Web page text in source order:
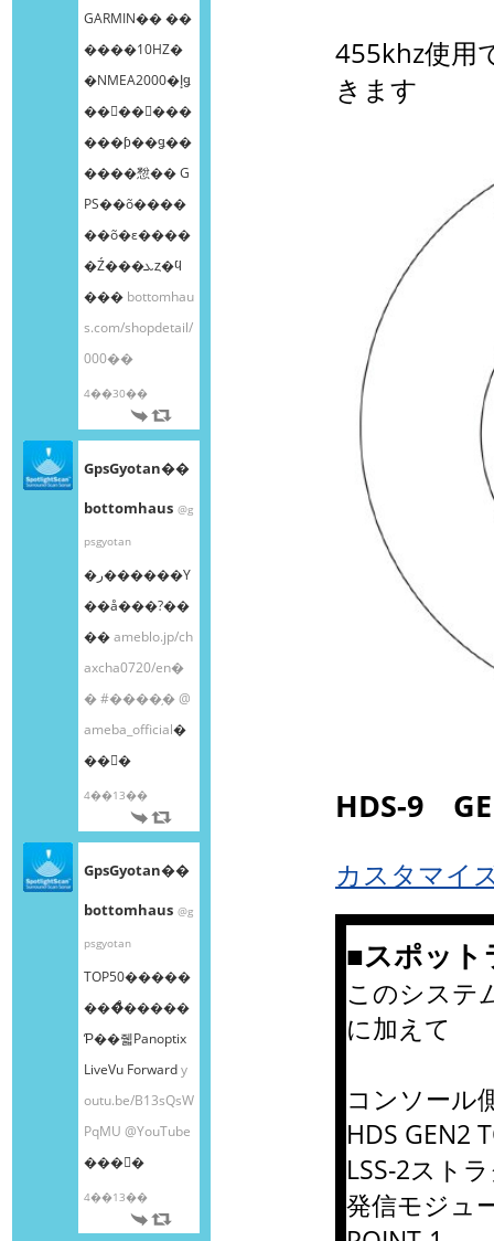
GARMIN�� ��
����10HZ�
�NMEA2000�إǥ
��󥰥��󥵡���
���ƥ��ǥ��
����㥹�� G
PS��õ����
��õ�ε����
�Ź���ܥȥ�ϥ
��� bottomhau
s.com/shopdetail/
000��
4��30��
GpsGyotan��
bottomhaus @g
psgyotan
�ر������Υ
��å���?��
��ameblo.jp/ch
axcha0720/en�
�#����֥�@
ameba_official�
��󤫤�
4��13��
GpsGyotan��
bottomhaus @g
psgyotan
TOP50�����
���ͤ�����
Ƥ��줿Panoptix
LiveVu Forwardy
outu.be/B13sQsW
PqMU @YouTube
���󤫤�
4��13��
455khz使用
きます
HDS-9
カスタマイ
■スポッ
このシステ
に加えて
コンソール
HDS GEN2
LSS-2スト
発信モジュ